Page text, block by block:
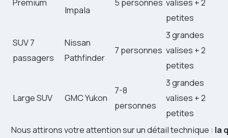
Impala
petites
SUV 7
passagers
Nissan
Pathfinder
7 personnes
3 grandes
valises + 2
petites
Large SUV GMC Yukon
7-8
personnes
3 grandes
valises + 2
petites
Nous attirons votre attention sur un détail technique : la